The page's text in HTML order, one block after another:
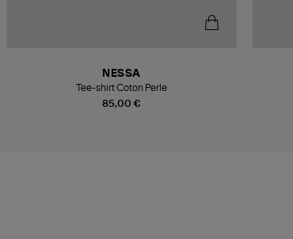
85,00 €
NESSA
Tee-shirt Coton Perle